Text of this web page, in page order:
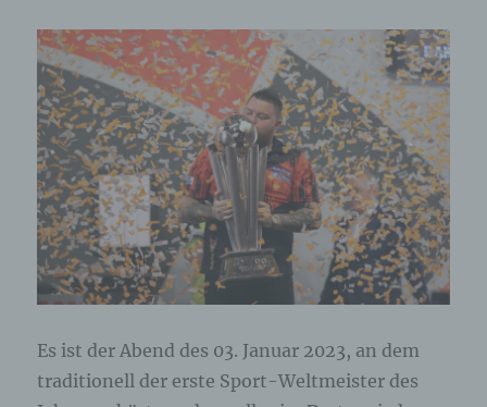
Es ist der Abend des 03. Januar 2023, an dem
traditionell der erste Sport-Weltmeister des